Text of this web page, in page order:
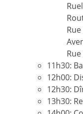
11h30:
12h00:
12h30:
13h30: